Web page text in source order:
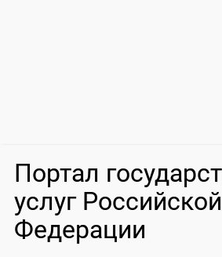
Портал
услуг Российской
Федерации